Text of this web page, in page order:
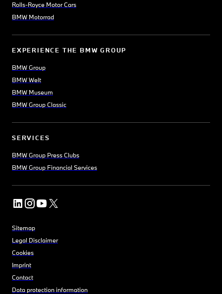
Rolls-Royce Motor Cars
BMW Motorrad
EXPERIENCE THE BMW GROUP
BMW Group
BMW Welt
BMW Museum
BMW Group Classic
SERVICES
BMW Group Press Clubs
BMW Group Financial Services
Sitemap
Legal Disclaimer
Cookies
Imprint
Contact
Data protection information